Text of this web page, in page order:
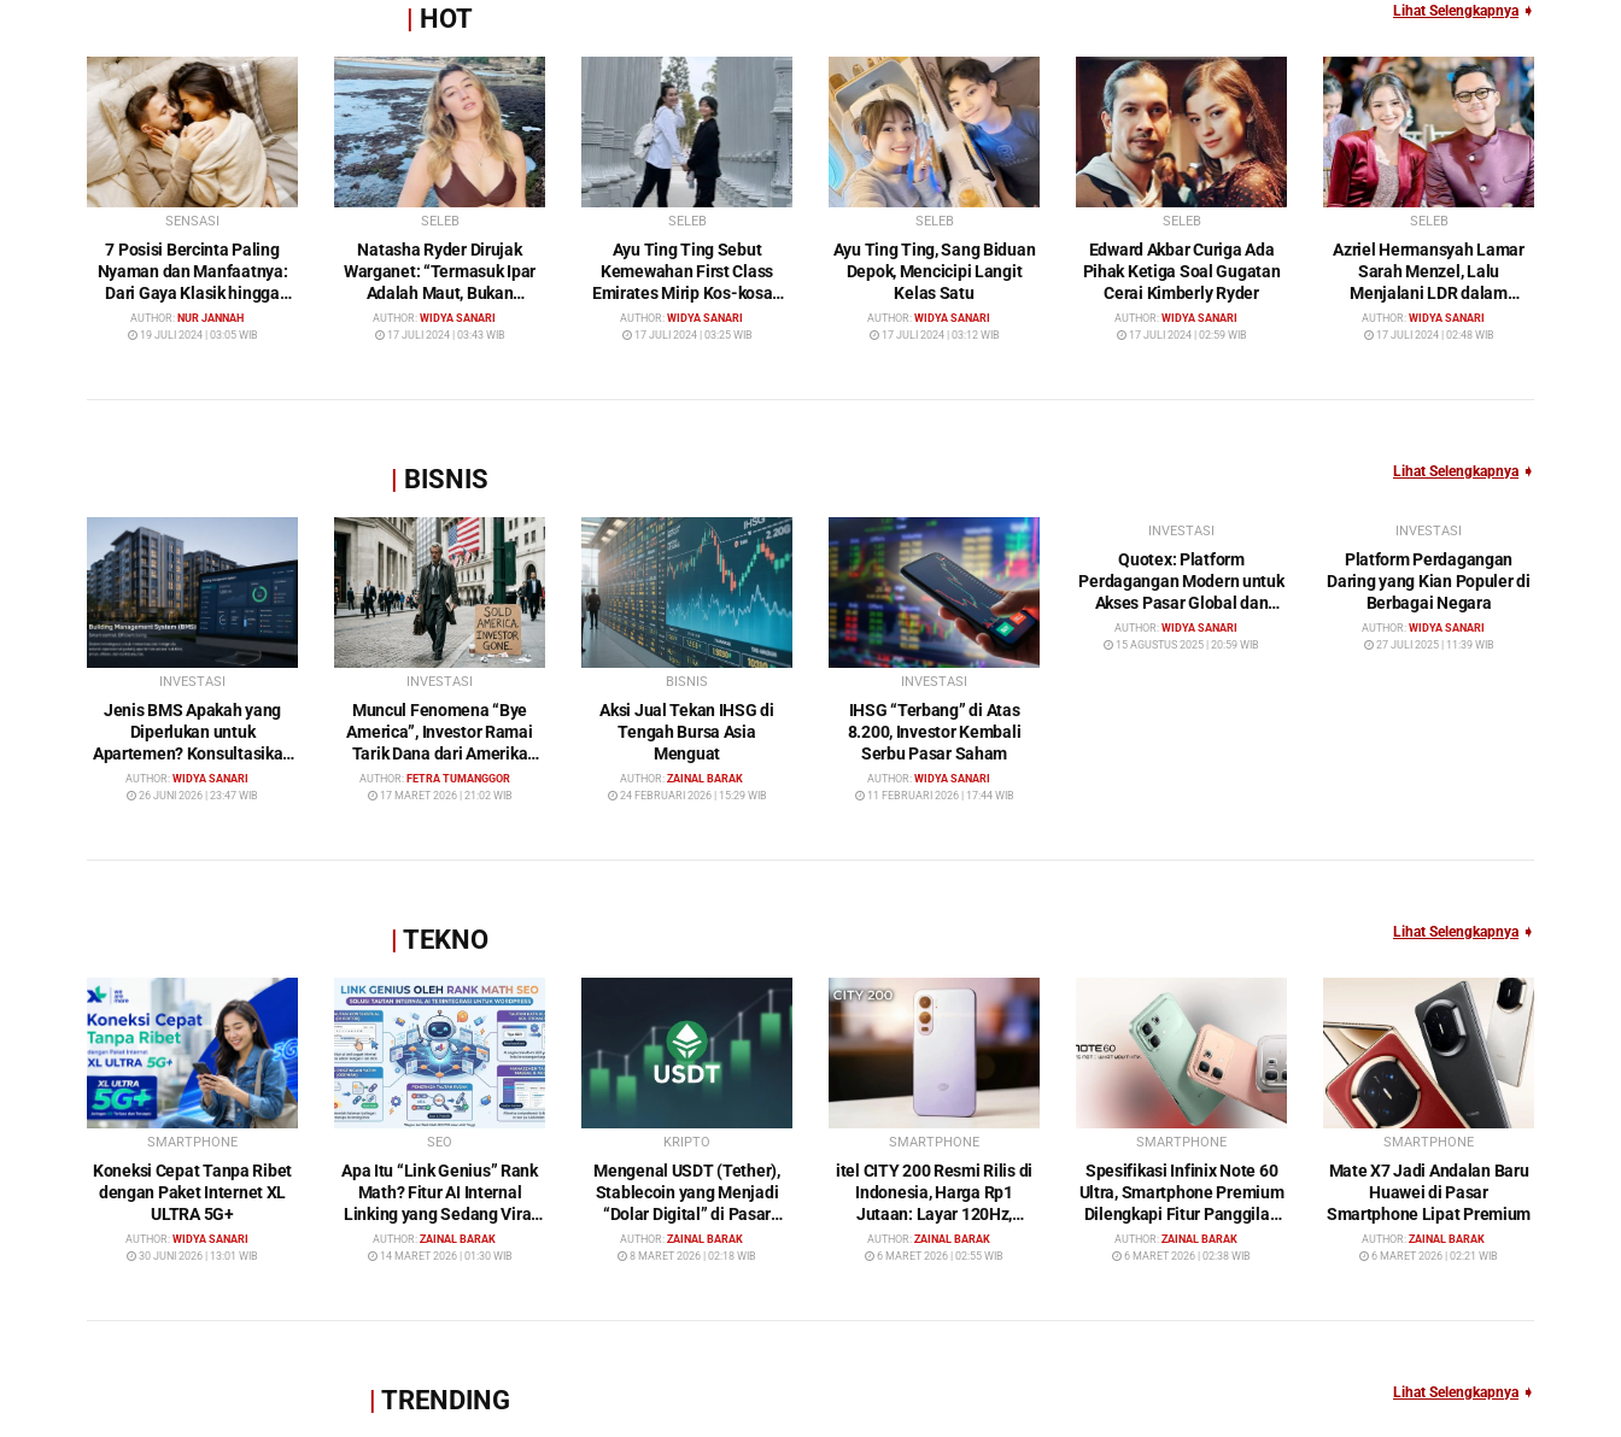
| HOT Lihat Selengkapnya ➧
SENSASI
7 Posisi Bercinta Paling
Nyaman dan Manfaatnya:
Dari Gaya Klasik hingga
Gunting
AUTHOR: NUR JANNAH
19 JULI 2024 | 03:05 WIB
SELEB
Natasha Ryder Dirujak
Warganet: “Termasuk Ipar
Adalah Maut, Bukan
Mendamaikan Malah
Menyiram Bensin”
AUTHOR: WIDYA SANARI
17 JULI 2024 | 03:43 WIB
SELEB
Ayu Ting Ting Sebut
Kemewahan First Class
Emirates Mirip Kos-kosan
Mewah
AUTHOR: WIDYA SANARI
17 JULI 2024 | 03:25 WIB
SELEB
Ayu Ting Ting, Sang Biduan
Depok, Mencicipi Langit
Kelas Satu
AUTHOR: WIDYA SANARI
17 JULI 2024 | 03:12 WIB
SELEB
Edward Akbar Curiga Ada
Pihak Ketiga Soal Gugatan
Cerai Kimberly Ryder
AUTHOR: WIDYA SANARI
17 JULI 2024 | 02:59 WIB
SELEB
Azriel Hermansyah Lamar
Sarah Menzel, Lalu
Menjalani LDR dalam
Waktu yang Cukup Lama
AUTHOR: WIDYA SANARI
17 JULI 2024 | 02:48 WIB
| BISNIS Lihat Selengkapnya ➧
INVESTASI
Jenis BMS Apakah yang
Diperlukan untuk
Apartemen? Konsultasikan
Keperluan Anda Bersama
Bybamms!
AUTHOR: WIDYA SANARI
26 JUNI 2026 | 23:47 WIB
INVESTASI
Muncul Fenomena “Bye
America”, Investor Ramai
Tarik Dana dari Amerika
Serikat: Wall Street Mulai
Ditinggalkan
AUTHOR: FETRA TUMANGGOR
17 MARET 2026 | 21:02 WIB
BISNIS
Aksi Jual Tekan IHSG di
Tengah Bursa Asia
Menguat
AUTHOR: ZAINAL BARAK
24 FEBRUARI 2026 | 15:29 WIB
INVESTASI
IHSG “Terbang” di Atas
8.200, Investor Kembali
Serbu Pasar Saham
AUTHOR: WIDYA SANARI
11 FEBRUARI 2026 | 17:44 WIB
INVESTASI
Quotex: Platform
Perdagangan Modern untuk
Akses Pasar Global dan
Investasi Cerdas
AUTHOR: WIDYA SANARI
15 AGUSTUS 2025 | 20:59 WIB
INVESTASI
Platform Perdagangan
Daring yang Kian Populer di
Berbagai Negara
AUTHOR: WIDYA SANARI
27 JULI 2025 | 11:39 WIB
| TEKNO Lihat Selengkapnya ➧
SMARTPHONE
Koneksi Cepat Tanpa Ribet
dengan Paket Internet XL
ULTRA 5G+
AUTHOR: WIDYA SANARI
30 JUNI 2026 | 13:01 WIB
SEO
Apa Itu “Link Genius” Rank
Math? Fitur AI Internal
Linking yang Sedang Viral
di Dunia SEO
AUTHOR: ZAINAL BARAK
14 MARET 2026 | 01:30 WIB
KRIPTO
Mengenal USDT (Tether),
Stablecoin yang Menjadi
“Dolar Digital” di Pasar
Kripto
AUTHOR: ZAINAL BARAK
8 MARET 2026 | 02:18 WIB
SMARTPHONE
itel CITY 200 Resmi Rilis di
Indonesia, Harga Rp1
Jutaan: Layar 120Hz,
Kamera 50MP, NFC dan
Baterai 5200 mAh
AUTHOR: ZAINAL BARAK
6 MARET 2026 | 02:55 WIB
SMARTPHONE
Spesifikasi Infinix Note 60
Ultra, Smartphone Premium
Dilengkapi Fitur Panggilan
Satelit
AUTHOR: ZAINAL BARAK
6 MARET 2026 | 02:38 WIB
SMARTPHONE
Mate X7 Jadi Andalan Baru
Huawei di Pasar
Smartphone Lipat Premium
AUTHOR: ZAINAL BARAK
6 MARET 2026 | 02:21 WIB
| TRENDING Lihat Selengkapnya ➧